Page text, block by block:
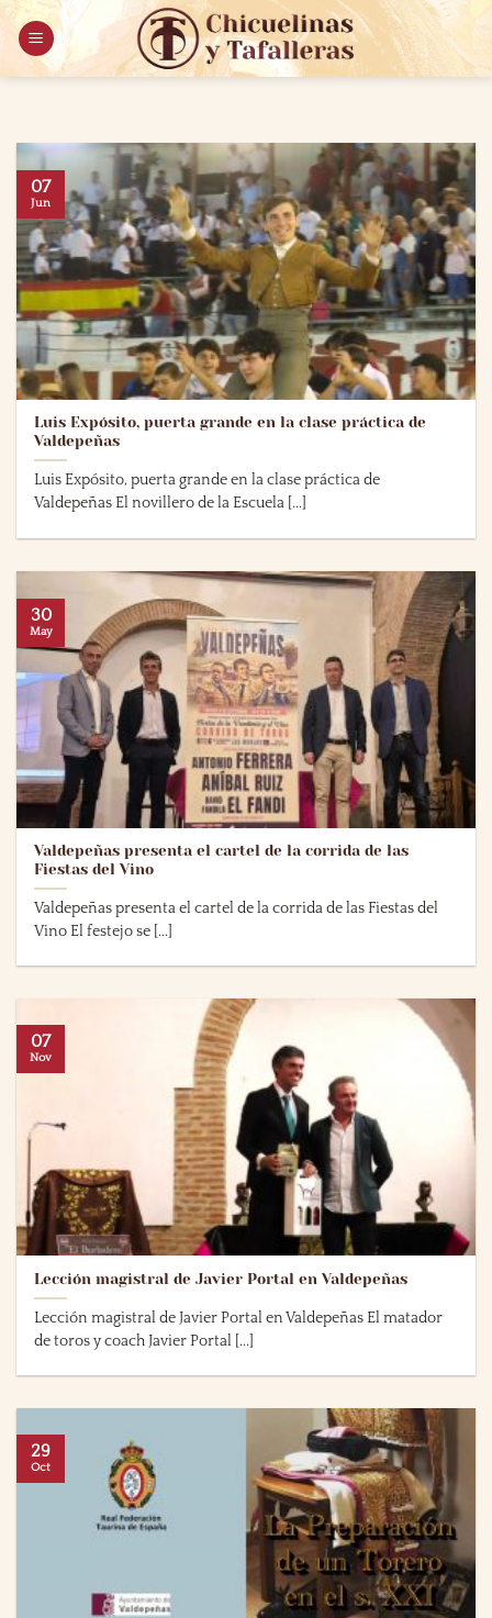
Saltar
contenido
Luis Expósito, puerta grande en la clase práctica de
Valdepeñas
Luis Expósito, puerta grande en la clase práctica de
Valdepeñas El novillero de la Escuela [...]
07
Jun
Valdepeñas presenta el cartel de la corrida de las
Fiestas del Vino
Valdepeñas presenta el cartel de la corrida de las Fiestas del
Vino El festejo se [...]
30
May
Lección magistral de Javier Portal en Valdepeñas
Lección magistral de Javier Portal en Valdepeñas El matador
de toros y coach Javier Portal [...]
07
Nov
29
Oct